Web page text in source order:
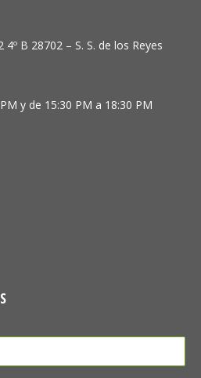
B 28702 – S. S. de los Reyes
y de 15:30 PM a 18:30 PM